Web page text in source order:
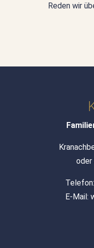
Reden wir
Telefon:
E-Mail: